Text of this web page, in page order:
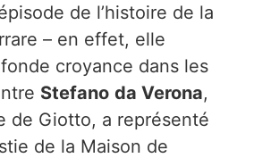
de l’histoire de la
– en effet, elle
croyance dans les
Stefano da Verona,
de Giotto, a représenté
de la Maison de